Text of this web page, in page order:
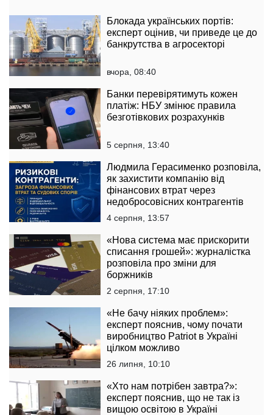
Блокада українських портів:
експерт оцінив, чи приведе це до
банкрутства в агросекторі
вчора, 08:40
Банки перевірятимуть кожен
платіж: НБУ змінює правила
безготівкових розрахунків
5 серпня, 13:40
Людмила Герасименко розповіла,
як захистити компанію від
фінансових втрат через
недобросовісних контрагентів
4 серпня, 13:57
«Нова система має прискорити
списання грошей»: журналістка
розповіла про зміни для
боржників
2 серпня, 17:10
«Не бачу ніяких проблем»:
експерт пояснив, чому почати
виробництво Patriot в Україні
цілком можливо
26 липня, 10:10
«Хто нам потрібен завтра?»:
експерт пояснив, що не так із
вищою освітою в Україні